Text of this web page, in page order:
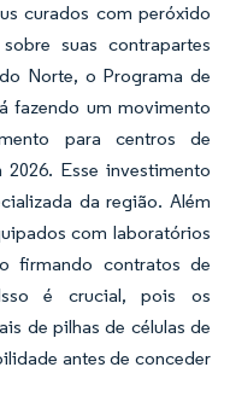
curados com peróxido
suas contrapartes
Norte, o Programa de
fazendo um movimento
para centros de
Esse investimento
da região. Além
com laboratórios
firmando contratos de
é crucial, pois os
de pilhas de células de
antes de conceder